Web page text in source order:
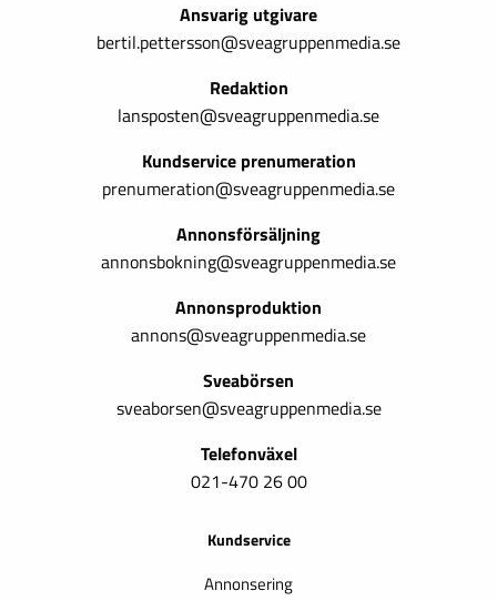
Ansvarig utgivare
bertil.pettersson@sveagruppenmedia.se
Redaktion
lansposten@sveagruppenmedia.se
Kundservice prenumeration
prenumeration@sveagruppenmedia.se
Annonsförsäljning
annonsbokning@sveagruppenmedia.se
Annonsproduktion
annons@sveagruppenmedia.se
Sveabörsen
sveaborsen@sveagruppenmedia.se
Telefonväxel
021-470 26 00
Kundservice
Annonsering